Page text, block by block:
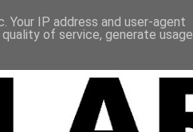
IP address and user-agent
of service, generate usage